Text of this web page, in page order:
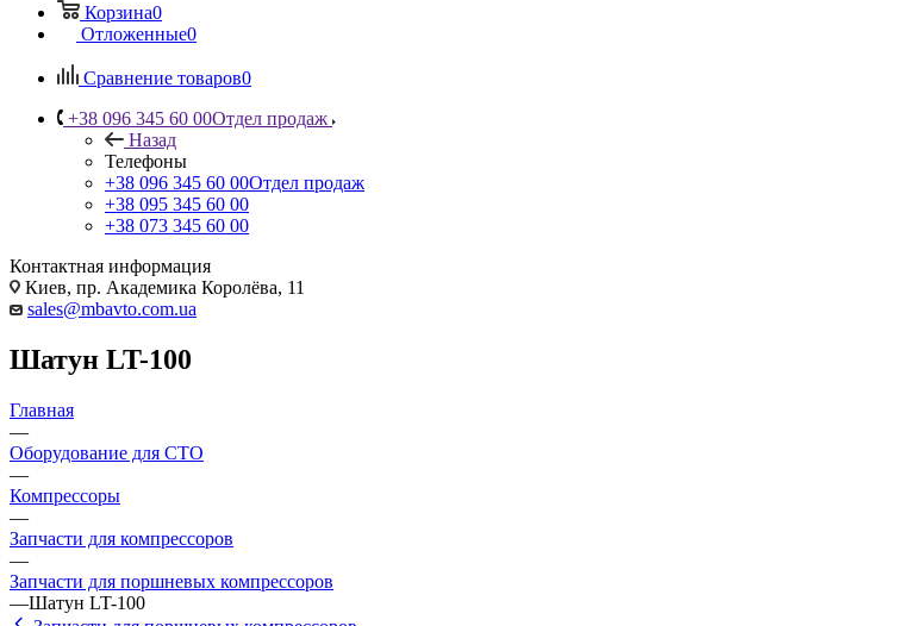
Корзина0
Отложенные0
Сравнение товаров0
+38 096 345 60 00Отдел продаж
Назад
Телефоны
+38 096 345 60 00Отдел продаж
+38 095 345 60 00
+38 073 345 60 00
Контактная информация
Киев, пр. Академика Королёва, 11
sales@mbavto.com.ua
Шатун LT-100
Главная
—
Оборудование для СТО
—
Компрессоры
—
Запчасти для компрессоров
—
Запчасти для поршневых компрессоров
—Шатун LT-100